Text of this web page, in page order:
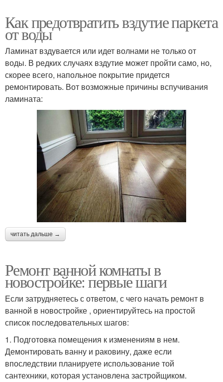
Как предотвратить вздутие паркета
от воды
Ламинат вздувается или идет волнами не только от
воды. В редких случаях вздутие может пройти само, но,
скорее всего, напольное покрытие придется
ремонтировать. Вот возможные причины вспучивания
ламината:
читать дальше →
Ремонт ванной комнаты в
новостройке: первые шаги
Если затрудняетесь с ответом, с чего начать ремонт в
ванной в новостройке , ориентируйтесь на простой
список последовательных шагов:
1. Подготовка помещения к изменениям в нем.
Демонтировать ванну и раковину, даже если
впоследствии планируете использование той
сантехники, которая установлена застройщиком.